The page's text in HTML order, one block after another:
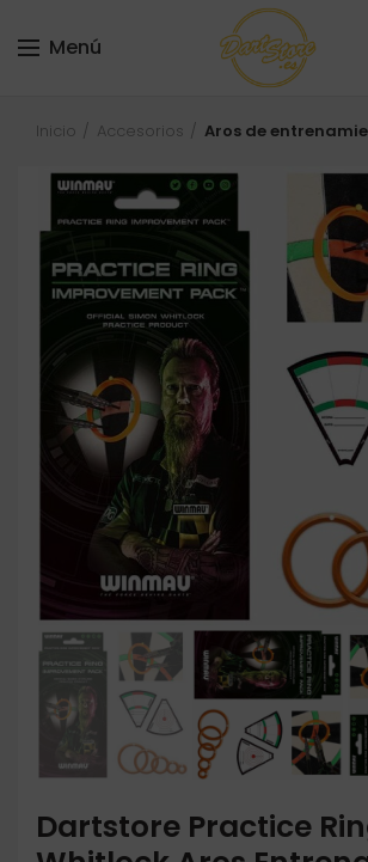
Menú
Inicio Accesorios Aros de
Dartstore Practice